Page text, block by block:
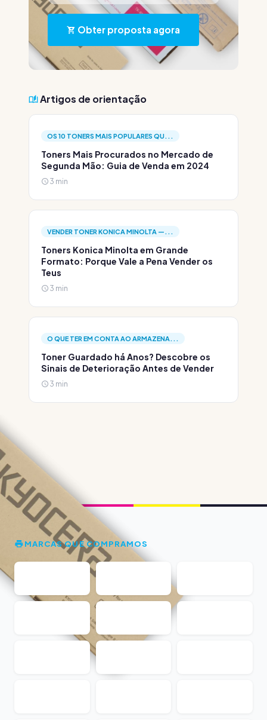
Obter proposta agora
Artigos de orientação
OS 10 TONERS MAIS POPULARES QU...
Toners Mais Procurados no Mercado de
Segunda Mão: Guia de Venda em 2024
3 min
VENDER TONER KONICA MINOLTA —...
Toners Konica Minolta em Grande
Formato: Porque Vale a Pena Vender os
Teus
3 min
O QUE TER EM CONTA AO ARMAZENA...
Toner Guardado há Anos? Descobre os
Sinais de Deterioração Antes de Vender
3 min
MARCAS QUE COMPRAMOS